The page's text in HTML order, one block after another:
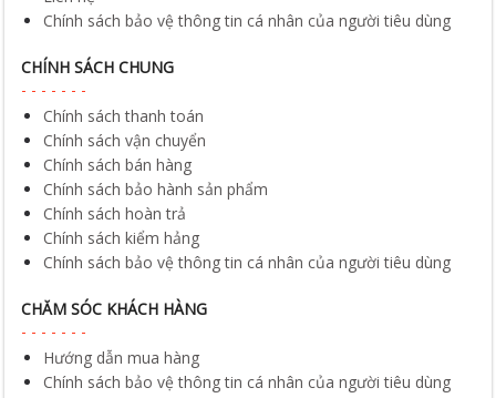
Chính sách bảo vệ thông tin cá nhân của người tiêu dùng
CHÍNH SÁCH CHUNG
Chính sách thanh toán
Chính sách vận chuyển
Chính sách bán hàng
Chính sách bảo hành sản phẩm
Chính sách hoàn trả
Chính sách kiểm hảng
Chính sách bảo vệ thông tin cá nhân của người tiêu dùng
CHĂM SÓC KHÁCH HÀNG
Hướng dẫn mua hàng
Chính sách bảo vệ thông tin cá nhân của người tiêu dùng